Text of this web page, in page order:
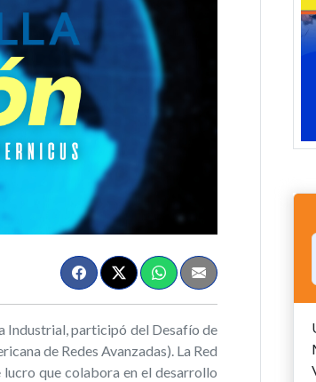
Industrial, participó del Desafío de
de Redes Avanzadas). La Red
que colabora en el desarrollo